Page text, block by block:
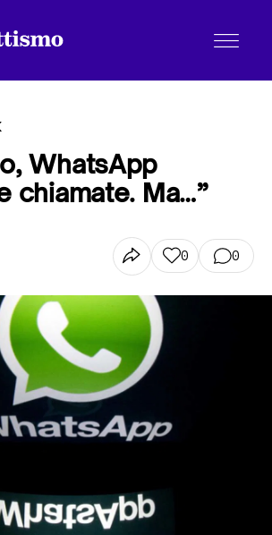
WhatsApp
chiamate. Ma…”
0 0